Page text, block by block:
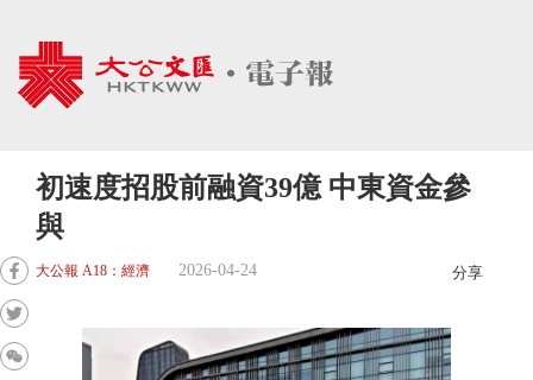
初速度招股前融資39億 中東資金參
與
大公報 A18：經濟 2026-04-24 分享